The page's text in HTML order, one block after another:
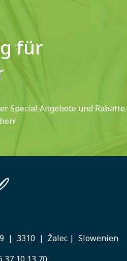
für
Special Angebote und Rabatte.
| 3310 | Žalec | Slowenien